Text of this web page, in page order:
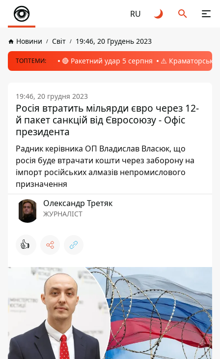
RU
Новини Світ 19:46, 20 Грудень 2023
ТОПТЕМИ: 🔴 Ракетний удар 5 серпня ⚠️ Краматорськ,
19:46, 20 грудня 2023
Росія втратить мільярди євро через 12-
й пакет санкцій від Євросоюзу - Офіс
президента
Радник керівника ОП Владислав Власюк, що
росія буде втрачати кошти через заборону на
імпорт російських алмазів непромислового
призначення
Олександр Третяк
ЖУРНАЛІСТ
👍